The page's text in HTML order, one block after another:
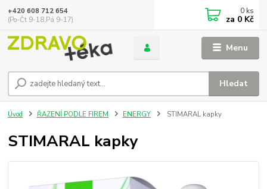
Menu
Hledat
+420 608 712 654
(Po-Čt 9-18,Pá 9-17)
0 ks
za 0 Kč
Úvod ŘAZENÍ PODLE FIREM ENERGY STIMARAL kapky
STIMARAL kapky